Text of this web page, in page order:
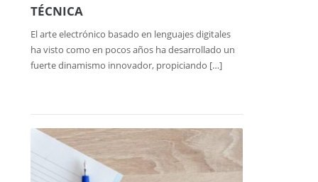
TÉCNICA
El arte electrónico basado en lenguajes digitales
ha visto como en pocos años ha desarrollado un
fuerte dinamismo innovador, propiciando […]